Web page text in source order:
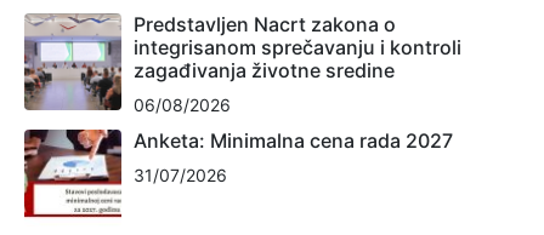
Predstavljen Nacrt zakona o
integrisanom sprečavanju i kontroli
zagađivanja životne sredine
06/08/2026
Anketa: Minimalna cena rada 2027
31/07/2026